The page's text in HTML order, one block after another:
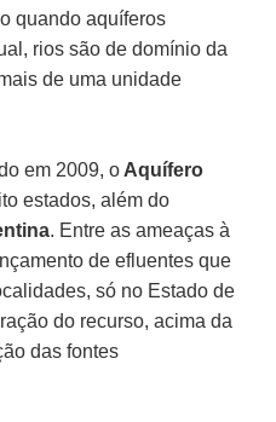
quando aquíferos
rios são de domínio da
de uma unidade
em 2009, o Aquífero
estados, além do
. Entre as ameaças à
de efluentes que
só no Estado de
do recurso, acima da
das fontes